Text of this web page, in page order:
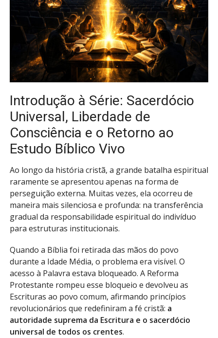
Introdução à Série: Sacerdócio
Universal, Liberdade de
Consciência e o Retorno ao
Estudo Bíblico Vivo
Ao longo da história cristã, a grande batalha espiritual
raramente se apresentou apenas na forma de
perseguição externa. Muitas vezes, ela ocorreu de
maneira mais silenciosa e profunda: na transferência
gradual da responsabilidade espiritual do indivíduo
para estruturas institucionais.
Quando a Bíblia foi retirada das mãos do povo
durante a Idade Média, o problema era visível. O
acesso à Palavra estava bloqueado. A Reforma
Protestante rompeu esse bloqueio e devolveu as
Escrituras ao povo comum, afirmando princípios
revolucionários que redefiniram a fé cristã: a
autoridade suprema da Escritura e o sacerdócio
universal de todos os crentes.